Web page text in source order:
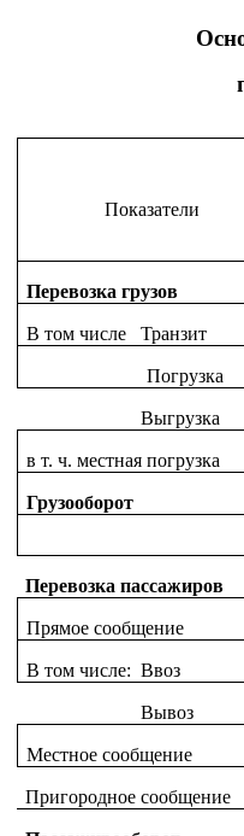
Показатели
Перевозка грузов
В том числе Транзит
Погрузка
Выгрузка
в т. ч. местная погрузка
Грузооборот
Перевозка пассажиров
Прямое сообщение
В том числе: Ввоз
Вывоз
Местное сообщение
Пригородное сообщение